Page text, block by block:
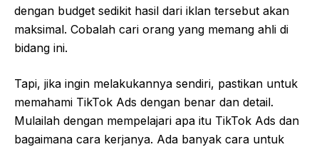
dengan budget sedikit hasil dari iklan tersebut akan
maksimal. Cobalah cari orang yang memang ahli di
bidang ini.
Tapi, jika ingin melakukannya sendiri, pastikan untuk
memahami TikTok Ads dengan benar dan detail.
Mulailah dengan mempelajari apa itu TikTok Ads dan
bagaimana cara kerjanya. Ada banyak cara untuk